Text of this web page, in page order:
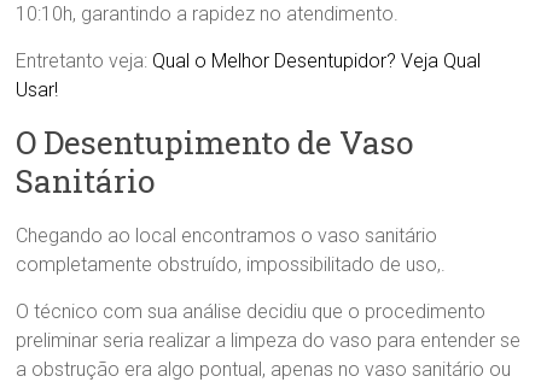
10:10h, garantindo a rapidez no atendimento.
Entretanto veja: Qual o Melhor Desentupidor? Veja Qual
Usar!
O Desentupimento de Vaso
Sanitário
Chegando ao local encontramos o vaso sanitário
completamente obstruído, impossibilitado de uso,.
O técnico com sua análise decidiu que o procedimento
preliminar seria realizar a limpeza do vaso para entender se
a obstrução era algo pontual, apenas no vaso sanitário ou